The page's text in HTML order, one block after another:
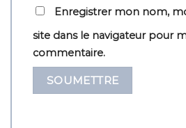
Enregistrer mon nom,
site dans le navigateur pour
commentaire.